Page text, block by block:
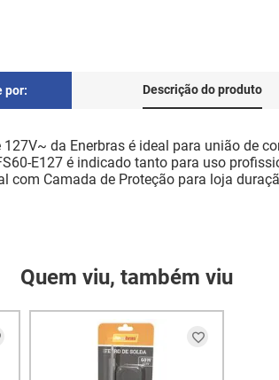
por: Descrição do produto
da Enerbras é ideal para união de
E127 é indicado tanto para uso
Camada de Proteção para loja
Quem viu, também viu